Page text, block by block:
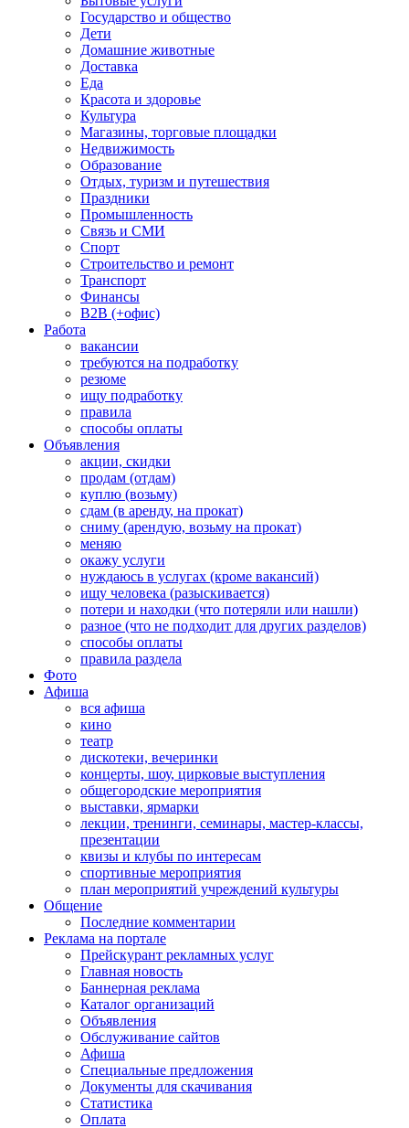
Государство и общество
Дети
Домашние животные
Доставка
Еда
Красота и здоровье
Культура
Магазины, торговые площадки
Недвижимость
Образование
Отдых, туризм и путешествия
Праздники
Промышленность
Связь и СМИ
Спорт
Строительство и ремонт
Транспорт
Финансы
B2B (+офис)
Работа
вакансии
требуются на подработку
резюме
ищу подработку
правила
способы оплаты
Объявления
акции, скидки
продам (отдам)
куплю (возьму)
сдам (в аренду, на прокат)
сниму (арендую, возьму на прокат)
меняю
окажу услуги
нуждаюсь в услугах (кроме вакансий)
ищу человека (разыскивается)
потери и находки (что потеряли или нашли)
разное (что не подходит для других разделов)
способы оплаты
правила раздела
Фото
Афиша
вся афиша
кино
театр
дискотеки, вечеринки
концерты, шоу, цирковые выступления
общегородские мероприятия
выставки, ярмарки
лекции, тренинги, семинары, мастер-классы,
презентации
квизы и клубы по интересам
спортивные мероприятия
план мероприятий учреждений культуры
Общение
Последние комментарии
Реклама на портале
Прейскурант рекламных услуг
Главная новость
Баннерная реклама
Каталог организаций
Объявления
Обслуживание сайтов
Афиша
Специальные предложения
Документы для скачивания
Статистика
Оплата